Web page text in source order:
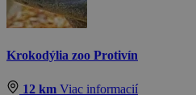
Krokodýlia zoo Protivín
12 km Viac informacií